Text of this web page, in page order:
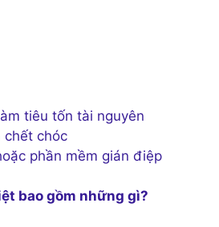
tiêu tốn tài nguyên
chết chóc
phần mềm gián điệp
bao gồm những gì?